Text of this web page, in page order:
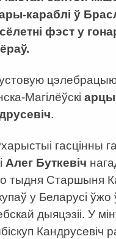
караблі ў
фэст у
цэлебрацыю
Магілёўскі
.
гасцінны
Алег Буткевіч
тыдня Старшыня
у Беларусі ўжо
дыяцэзіі. У
Кандрусевіч